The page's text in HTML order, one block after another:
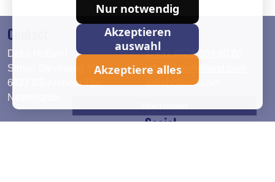
Contact
Deko Holland
Simon Stevinweg 19
6827 BS Arnhem The
Netherlands
T. +31 (0)26 384 90 80
info@dekoholland.com
dekoholland.com
Social
Nur notwendig
Akzeptieren
auswahl
Akzeptiere alles